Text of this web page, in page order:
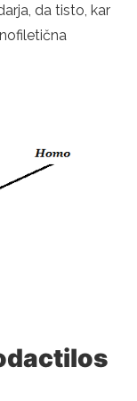
da tisto, kar